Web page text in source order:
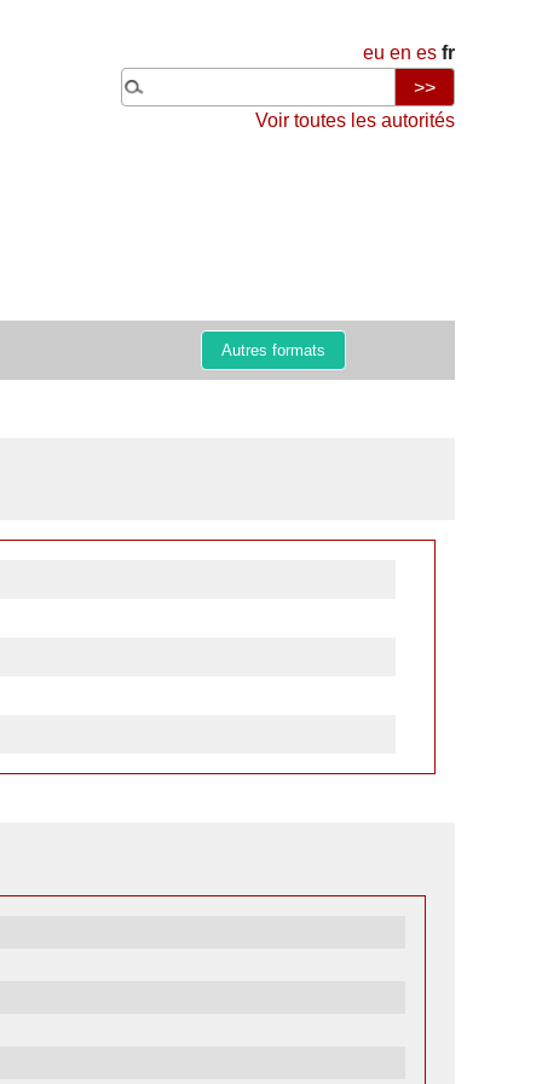
eu en es fr
Voir toutes les autorités
Autres formats